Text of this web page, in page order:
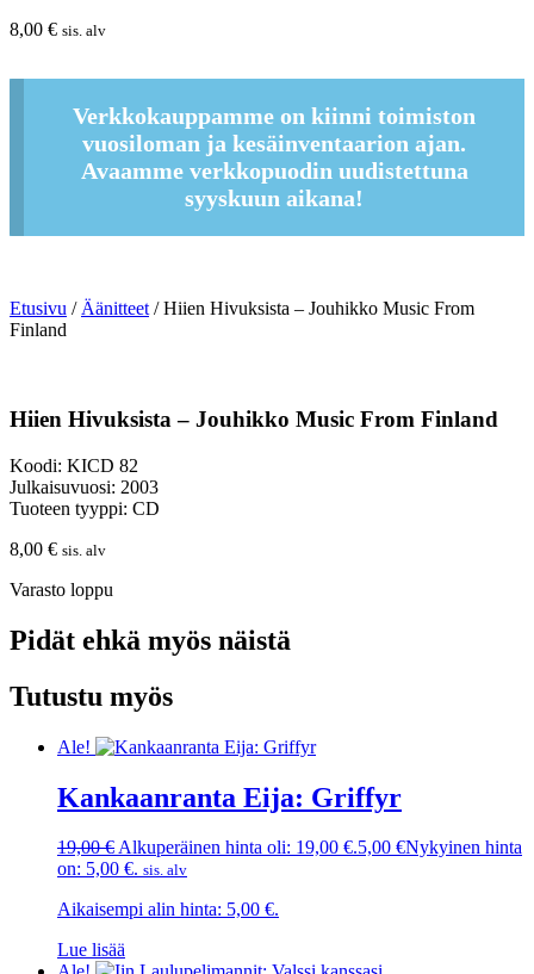
8,00 € sis. alv
Verkkokauppamme on kiinni toimiston
vuosiloman ja kesäinventaarion ajan.
Avaamme verkkopuodin uudistettuna
syyskuun aikana!
Etusivu /Äänitteet/ Hiien Hivuksista – Jouhikko Music From
Finland
Hiien Hivuksista – Jouhikko Music From Finland
Koodi: KICD 82
Julkaisuvuosi: 2003
Tuoteen tyyppi: CD
8,00 € sis. alv
Varasto loppu
Pidät ehkä myös näistä
Tutustu myös
Ale!
Kankaanranta Eija: Griffyr
19,00€Alkuperäinen hinta oli: 19,00 €.5,00 €Nykyinen hinta
on: 5,00 €. sis. alv
Aikaisempi alin hinta: 5,00 €.
Lue lisää